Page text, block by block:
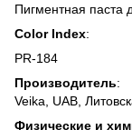
Пигментная паста
Color Index:
PR-184
Производитель:
Veika, UAB,
Физические и